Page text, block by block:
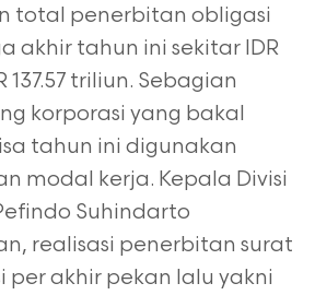
total penerbitan obligasi
akhir tahun ini sekitar IDR
137.57 triliun. Sebagian
korporasi yang bakal
tahun ini digunakan
modal kerja. Kepala Divisi
Suhindarto
realisasi penerbitan surat
per akhir pekan lalu yakni